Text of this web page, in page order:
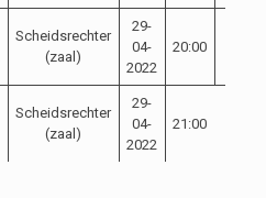
Scheidsrechter
(zaal)
29-
04-
2022
20:00
Scheidsrechter
(zaal)
29-
04-
2022
21:00